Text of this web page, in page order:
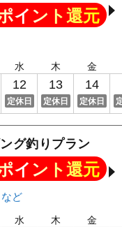
イント還元
水
12
定休日
木
13
定休日
金
14
定休日
グ釣りプラン
イント還元
水 木 金